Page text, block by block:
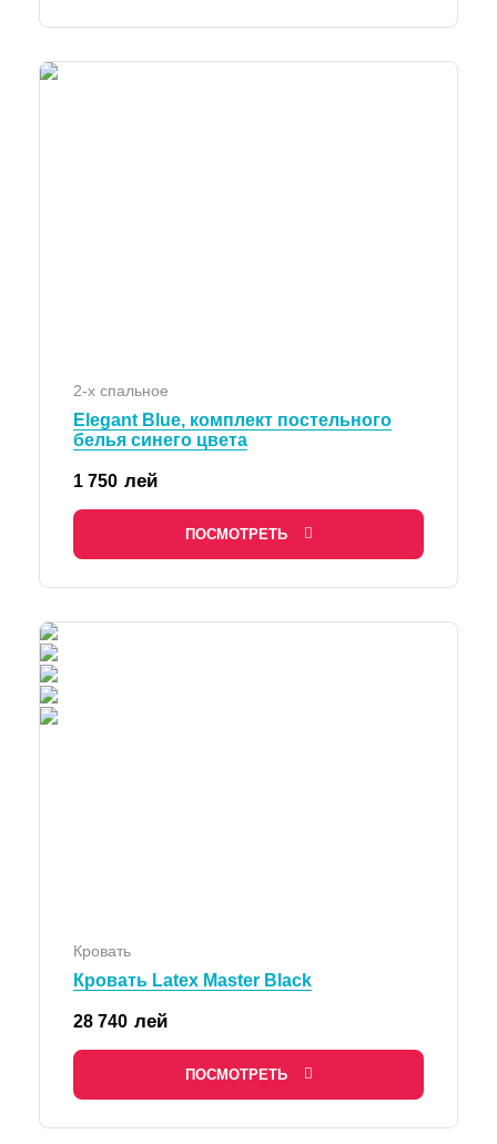
2-х спальное
Elegant Blue, комплект постельного
белья синего цвета
1 750 лей
ПОСМОТРЕТЬ
Кровать
Кровать Latex Master Black
28 740 лей
ПОСМОТРЕТЬ